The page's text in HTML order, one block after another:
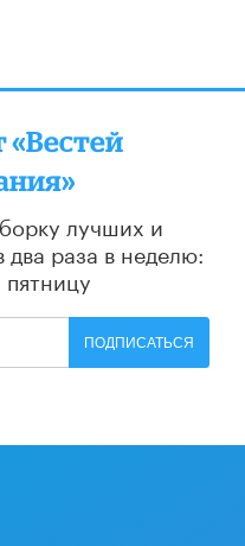
«Вестей
лучших и
два раза в неделю:
ПОДПИСАТЬСЯ